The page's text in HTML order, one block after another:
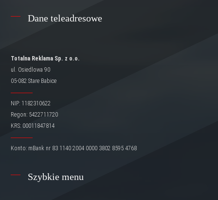
Dane teleadresowe
Totalna Reklama Sp. z o.o.
ul. Osiedlowa 90
05-082 Stare Babice
NIP: 1182310622
Regon: 5422711720
KRS: 00011847814
Konto: mBank nr 83 1140 2004 0000 3802 8595 4768
Szybkie menu